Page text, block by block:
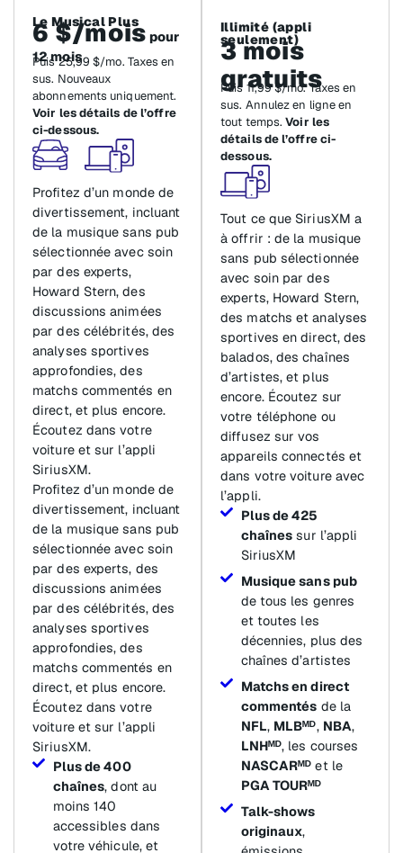
Le Musical Plus
6 $/mois pour
12 mois
Puis 25,99 $/mo. Taxes en
sus. Nouveaux
abonnements uniquement.
Voir les détails de l’offre
ci-dessous.
Profitez d’un monde de
divertissement, incluant
de la musique sans pub
sélectionnée avec soin
par des experts,
Howard Stern, des
discussions animées
par des célébrités, des
analyses sportives
approfondies, des
matchs commentés en
direct, et plus encore.
Écoutez dans votre
voiture et sur l’appli
SiriusXM.
Profitez d’un monde de
divertissement, incluant
de la musique sans pub
sélectionnée avec soin
par des experts, des
discussions animées
par des célébrités, des
analyses sportives
approfondies, des
matchs commentés en
direct, et plus encore.
Écoutez dans votre
voiture et sur l’appli
SiriusXM.
Plus de 400
chaînes, dont au
moins 140
accessibles dans
votre véhicule, et
Illimité (appli
seulement)
3 mois
gratuits
Puis 11,99 $/mo. Taxes en
sus. Annulez en ligne en
tout temps.Voir les
détails de l’offre ci-
dessous.
Tout ce que SiriusXM a
à offrir : de la musique
sans pub sélectionnée
avec soin par des
experts, Howard Stern,
des matchs et analyses
sportives en direct, des
balados, des chaînes
d’artistes, et plus
encore. Écoutez sur
votre téléphone ou
diffusez sur vos
appareils connectés et
dans votre voiture avec
l’appli.
Plus de 425
chaînes sur l’appli
SiriusXM
Musique sans pub
de tous les genres
et toutes les
décennies, plus des
chaînes d’artistes
Matchs en direct
commentés de la
NFL, MLBᴹᴰ, NBA,
LNHᴹᴰ, les courses
NASCARᴹᴰ et le
PGA TOURᴹᴰ
Talk-shows
originaux,